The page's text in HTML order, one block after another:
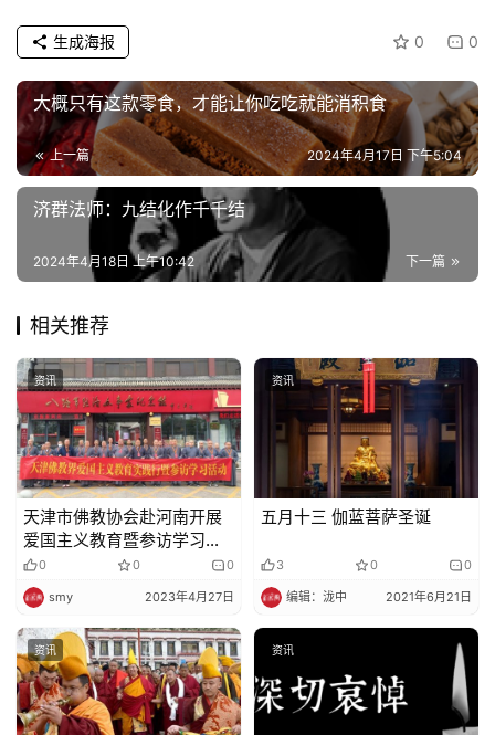
0 0
生成海报
大概只有这款零食，才能让你吃吃就能消积食
上一篇 2024年4月17日 下午5:04
济群法师：九结化作千千结
下一篇
2024年4月18日 上午10:42
相关推荐
资讯
天津市佛教协会赴河南开展
爱国主义教育暨参访学习活
动0 0 0
smy 2023年4月27日
资讯
五月十三 伽蓝菩萨圣诞
3 0 0
编辑：泷中 2021年6月21日
资讯 资讯